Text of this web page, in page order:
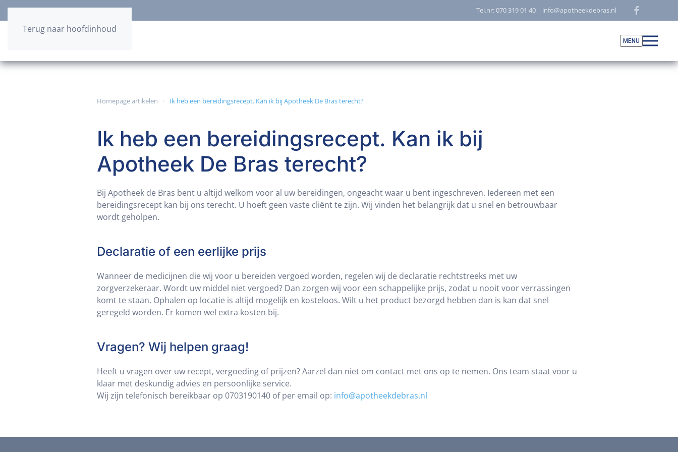
Terug naar hoofdinhoud
Tel.nr: 070 319 01 40 | info@apotheekdebras.nl
Homepage artikelen Ik heb een bereidingsrecept. Kan ik bij Apotheek De Bras terecht?
Ik heb een bereidingsrecept. Kan ik bij
Apotheek De Bras terecht?
Bij Apotheek de Bras bent u altijd welkom voor al uw bereidingen, ongeacht waar u bent ingeschreven. Iedereen met een
bereidingsrecept kan bij ons terecht. U hoeft geen vaste cliënt te zijn. Wij vinden het belangrijk dat u snel en betrouwbaar
wordt geholpen.
Declaratie of een eerlijke prijs
Wanneer de medicijnen die wij voor u bereiden vergoed worden, regelen wij de declaratie rechtstreeks met uw
zorgverzekeraar. Wordt uw middel niet vergoed? Dan zorgen wij voor een schappelijke prijs, zodat u nooit voor verrassingen
komt te staan. Ophalen op locatie is altijd mogelijk en kosteloos. Wilt u het product bezorgd hebben dan is kan dat snel
geregeld worden. Er komen wel extra kosten bij.
Vragen? Wij helpen graag!
Heeft u vragen over uw recept, vergoeding of prijzen? Aarzel dan niet om contact met ons op te nemen. Ons team staat voor u
klaar met deskundig advies en persoonlijke service.
Wij zijn telefonisch bereikbaar op 0703190140 of per email op: info@apotheekdebras.nl